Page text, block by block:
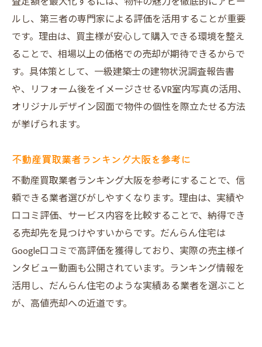
ルし、第三者の専門家による評価を活用することが重要
です。理由は、買主様が安心して購入できる環境を整え
ることで、相場以上の価格での売却が期待できるからで
す。具体策として、一級建築士の建物状況調査報告書
や、リフォーム後をイメージさせるVR室内写真の活用、
オリジナルデザイン図面で物件の個性を際立たせる方法
が挙げられます。
不動産買取業者ランキング大阪を参考に
不動産買取業者ランキング大阪を参考にすることで、信
頼できる業者選びがしやすくなります。理由は、実績や
口コミ評価、サービス内容を比較することで、納得でき
る売却先を見つけやすいからです。だんらん住宅は
Google口コミで高評価を獲得しており、実際の売主様イ
ンタビュー動画も公開されています。ランキング情報を
活用し、だんらん住宅のような実績ある業者を選ぶこと
が、高値売却への近道です。